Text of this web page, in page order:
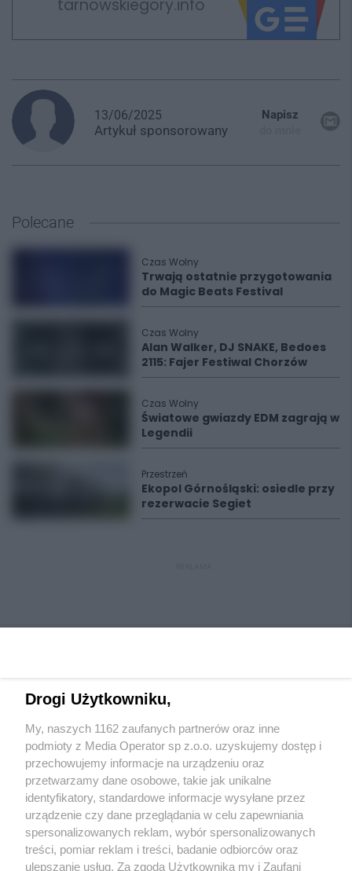
tarnowskiegory.info
13/06/2025
Artykuł sponsorowany
Napisz
Polecane
Czas Wolny
Trwają ostatnie przygotowania
do Magic Beats Festival
Czas Wolny
Alan Walker, DJ SNAKE, Bedoes
2115: Fajer Festiwal Chorzów
Czas Wolny
Światowe gwiazdy EDM zagrają w
Legendii
Przestrzeń
Ekopol Górnośląski: osiedle przy
rezerwacie Segiet
Wydawca mediówlokalnych
Nie zapomnij
zapoznać się z:
polityką prywatności regulamin korzystania z portali
Drogi Użytkowniku,
My, naszych 1162 zaufanych partnerów oraz inne
podmioty z Media Operator sp z.o.o. uzyskujemy dostęp i
przechowujemy informacje na urządzeniu oraz
przetwarzamy dane osobowe, takie jak unikalne
identyfikatory, standardowe informacje wysyłane przez
urządzenie czy dane przeglądania w celu zapewniania
spersonalizowanych reklam, wybór spersonalizowanych
treści, pomiar reklam i treści, badanie odbiorców oraz
ulepszanie usług. Za zgodą Użytkownika my i Zaufani